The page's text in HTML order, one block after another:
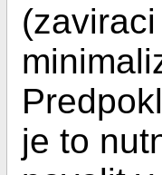
je to